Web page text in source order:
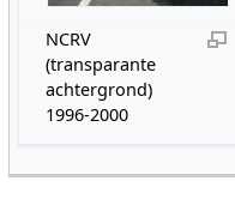
NCRV
(transparante
achtergrond)
1996-2000